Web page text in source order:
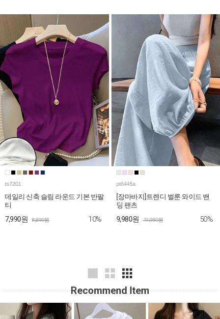
ts7201
데일리 신축 슬림 라운드 기본 반팔
티
7,990원 8,890원 10%
pt6445a
[장마바지]트렌디 벌룬 와이드 밴
딩 팬츠
9,980원 19,980원 50%
Recommend Item